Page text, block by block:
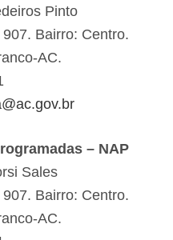
Pinto
Bairro: Centro.
AC.
– NAP
Sales
Bairro: Centro.
AC.